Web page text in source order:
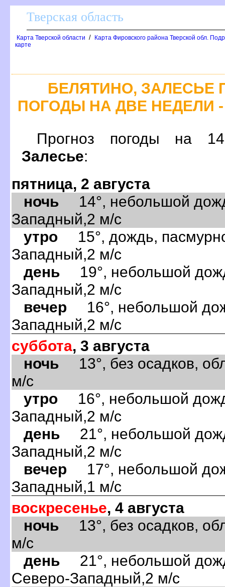
Тверская область
Карта Тверской области /
Карта Фировского района Тверской обл.
карте
БЕЛЯТИНО, ЗАЛЕСЬЕ
ПОГОДЫ НА ДВЕ НЕДЕЛИ
Прогноз погоды на
Залесье:
пятница, 2 августа
ночь 14°, небольшой
Западный,2 м/с
утро 15°, дождь,
Западный,2 м/с
день 19°, небольшой
Западный,2 м/с
вечер 16°, небольшой
Западный,2 м/с
суббота, 3 августа
ночь 13°, без осадков,
м/с
утро 16°, небольшой
Западный,2 м/с
день 21°, небольшой
Западный,2 м/с
вечер 17°, небольшой
Западный,1 м/с
воскресенье, 4 августа
ночь 13°, без осадков,
м/с
день 21°, небольшой
Северо-Западный,2 м/с